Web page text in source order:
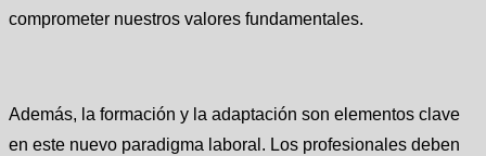
comprometer nuestros valores fundamentales.
Además, la formación y la adaptación son elementos clave
en este nuevo paradigma laboral. Los profesionales deben